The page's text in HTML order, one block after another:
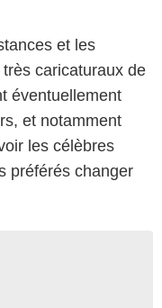
et les
caricaturaux de
éventuellement
et notamment
les célèbres
préférés changer